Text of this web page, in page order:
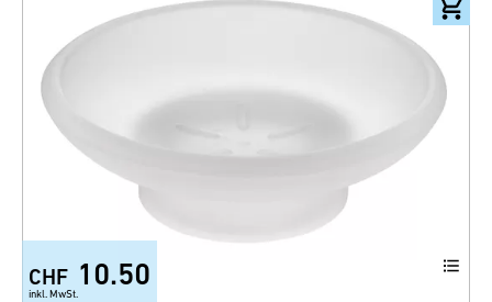
CHF 10.50
inkl. MwSt.